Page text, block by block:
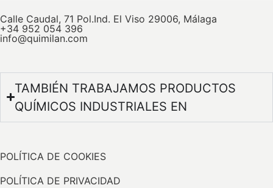
Calle Caudal, 71 Pol.Ind. El Viso 29006, Málaga
+34 952 054 396
info@quimilan.com
TAMBIÉN TRABAJAMOS PRODUCTOS
QUÍMICOS INDUSTRIALES EN
POLÍTICA DE COOKIES
POLÍTICA DE PRIVACIDAD